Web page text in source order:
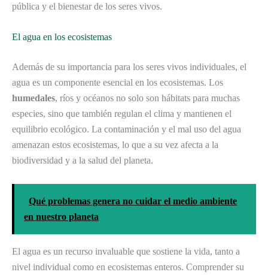
pública y el bienestar de los seres vivos.
El agua en los ecosistemas
Además de su importancia para los seres vivos individuales, el
agua es un componente esencial en los ecosistemas. Los
humedales, ríos y océanos no solo son hábitats para muchas
especies, sino que también regulan el clima y mantienen el
equilibrio ecológico. La contaminación y el mal uso del agua
amenazan estos ecosistemas, lo que a su vez afecta a la
biodiversidad y a la salud del planeta.
Qué problemas genera no cuidar el medio ambiente
en nuestro planeta
El agua es un recurso invaluable que sostiene la vida, tanto a
nivel individual como en ecosistemas enteros. Comprender su